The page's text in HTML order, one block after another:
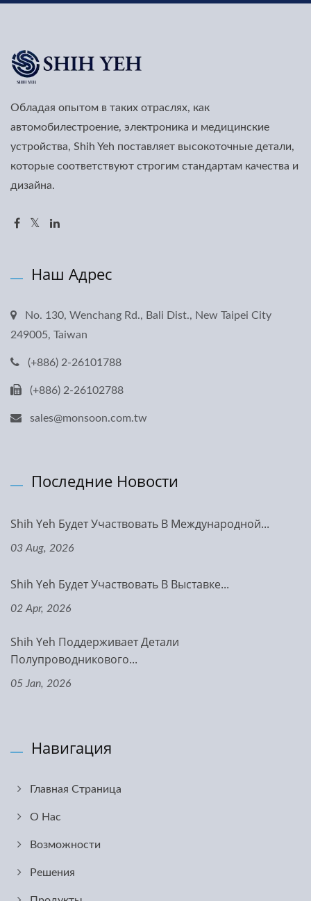
Обладая опытом в таких отраслях, как
автомобилестроение, электроника и медицинские
устройства, Shih Yeh поставляет высокоточные детали,
которые соответствуют строгим стандартам качества и
дизайна.
Наш Адрес
No. 130, Wenchang Rd., Bali Dist., New Taipei City
249005, Taiwan
(+886) 2-26101788
(+886) 2-26102788
sales@monsoon.com.tw
Последние Новости
Shih Yeh Будет Участвовать В Международной...
03 Aug, 2026
Shih Yeh Будет Участвовать В Выставке...
02 Apr, 2026
Shih Yeh Поддерживает Детали
Полупроводникового...
05 Jan, 2026
Навигация
Главная Страница
О Нас
Возможности
Решения